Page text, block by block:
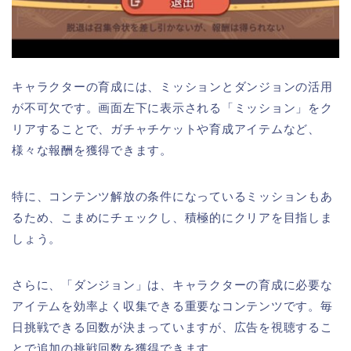
キャラクターの育成には、ミッションとダンジョンの活用
が不可欠です。画面左下に表示される「ミッション」をク
リアすることで、ガチャチケットや育成アイテムなど、
様々な報酬を獲得できます。
特に、コンテンツ解放の条件になっているミッションもあ
るため、こまめにチェックし、積極的にクリアを目指しま
しょう。
さらに、「ダンジョン」は、キャラクターの育成に必要な
アイテムを効率よく収集できる重要なコンテンツです。毎
日挑戦できる回数が決まっていますが、広告を視聴するこ